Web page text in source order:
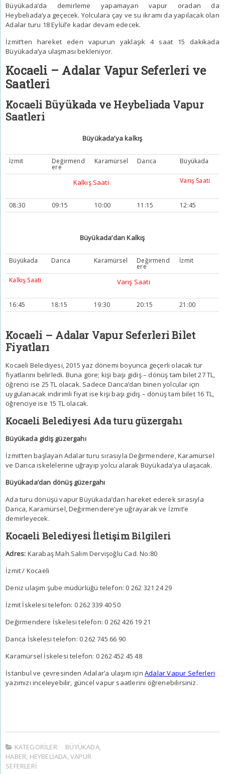
Büyükada’da demirleme yapamayan vapur oradan da
Heybeliada’ya geçecek. Yolculara çay ve su ikramı da yapılacak olan
Adalar turu 18 Eylül’e kadar devam edecek.
İzmit’ten hareket eden vapurun yaklaşık 4 saat 15 dakikada
Büyükada’ya ulaşması bekleniyor.
Kocaeli – Adalar Vapur Seferleri ve
Saatleri
Kocaeli Büyükada ve Heybeliada Vapur
Saatleri
Büyükada’ya kalkış
İzmit Değirmend
ere
Karamürsel Darıca Büyükada
Kalkış Saati Varış Saati
08:30 09:15 10:00 11:15 12:45
Büyükada’dan Kalkış
Büyükada Darıca Karamürsel Değirmend
ere
İzmit
Kalkış Saati Varış Saati
16:45 18:15 19:30 20:15 21:00
Kocaeli – Adalar Vapur Seferleri Bilet
Fiyatları
Kocaeli Belediyesi, 2015 yaz dönemi boyunca geçerli olacak tur
fiyatlarını belirledi. Buna göre; kişi başı gidiş – dönüş tam bilet 27 TL,
öğrenci ise 25 TL olacak. Sadece Darıca’dan binen yolcular için
uygulanacak indirimli fiyat ise kişi başı gidiş – dönüş tam bilet 16 TL,
öğrenciye ise 15 TL olacak.
Kocaeli Belediyesi Ada turu güzergahı
Büyükada gidiş güzergahı
İzmit’ten başlayan Adalar turu sırasıyla Değirmendere, Karamürsel
ve Darıca iskelelerine uğrayıp yolcu alarak Büyükada’ya ulaşacak.
Büyükada’dan dönüş güzergahı
Ada turu dönüşü vapur Büyükada’dan hareket ederek sırasıyla
Darıca, Karamürsel, Değirmendere’ye uğrayarak ve İzmit’e
demirleyecek.
Kocaeli Belediyesi İletişim Bilgileri
Adres: Karabaş Mah.Salim Dervişoğlu Cad. No:80
İzmit / Kocaeli
Deniz ulaşım şube müdürlüğü telefon: 0 262 321 24 29
İzmit İskelesi telefon: 0 262 339 40 50
Değirmendere İskelesi telefon: 0 262 426 19 21
Darıca İskelesi telefon: 0 262 745 66 90
Karamürsel İskelesi telefon: 0 262 452 45 48
İstanbul ve çevresinden Adalar’a ulaşım için Adalar Vapur Seferleri
yazımızı inceleyebilir, güncel vapur saatlerini öğrenebilirsiniz.
KATEGORILER: BÜYÜKADA,
HABER, HEYBELIADA,VAPUR
SEFERLERI